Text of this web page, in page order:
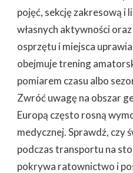
pojęć, sekcję zakresową i
własnych aktywności
osprzętu i miejsca
obejmuje trening
pomiarem czasu albo
Zwróć uwagę na obszar
Europą często rosną
medycznej. Sprawdź, czy
podczas transportu na
pokrywa ratownictwo i